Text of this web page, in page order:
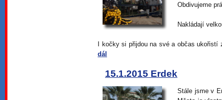
Obdivujeme
Nakládají
I kočky si přijdou na své a občas
dál
15.1.2015 Erdek
Stále jsme v